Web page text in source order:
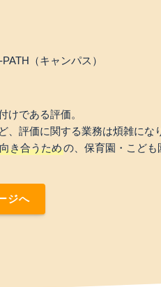
（キャンパス）
けである評価。
、評価に関する業務は煩雑にな
き合うための、保育園・こど
ジへ